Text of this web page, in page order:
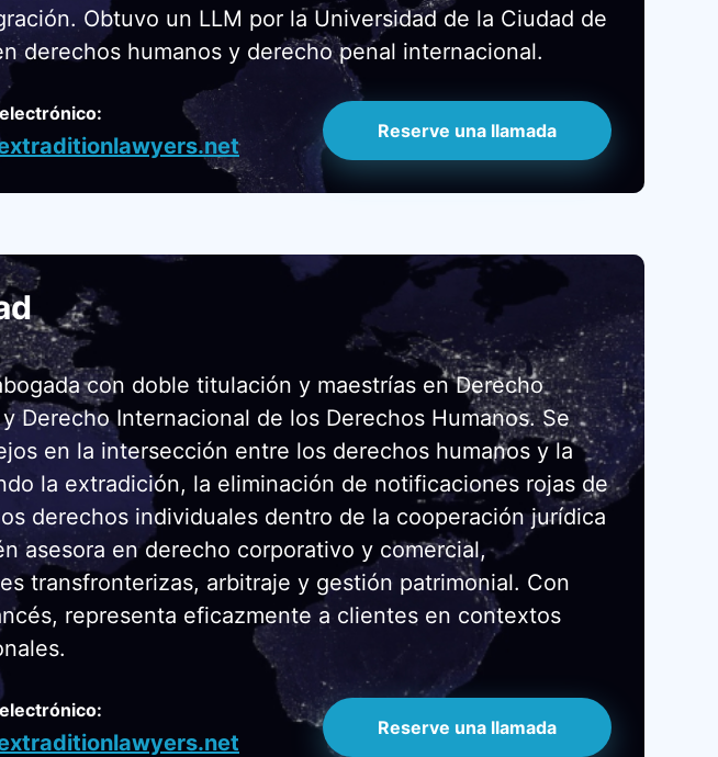
Obtuvo un LLM por la Universidad de la Ciudad de
derechos humanos y derecho penal internacional.
Reserve una llamada
con doble titulación y maestrías en Derecho
Derecho Internacional de los Derechos Humanos. Se
en la intersección entre los derechos humanos y la
la extradición, la eliminación de notificaciones rojas de
derechos individuales dentro de la cooperación jurídica
asesora en derecho corporativo y comercial,
transfronterizas, arbitraje y gestión patrimonial. Con
representa eficazmente a clientes en contextos
Reserve una llamada